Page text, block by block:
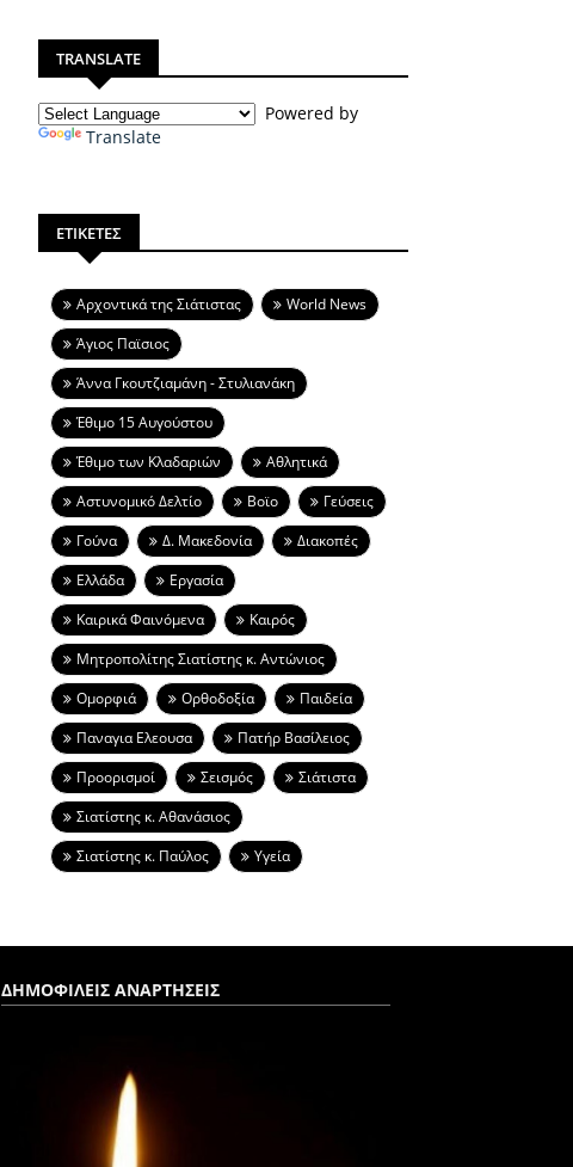
TRANSLATE
Powered by
Translate
ΕΤΙΚΕΤΕΣ
Aρχοντικά της Σιάτιστας
World News
Άγιος Παϊσιος
Άννα Γκουτζιαμάνη - Στυλιανάκη
Έθιμο 15 Αυγούστου
Έθιμο των Κλαδαριών
Αθλητικά
Αστυνομικό Δελτίο
Βοϊο
Γεύσεις
Γούνα
Δ. Μακεδονία
Διακοπές
Ελλάδα
Εργασία
Καιρικά Φαινόμενα
Καιρός
Μητροπολίτης Σιατίστης κ. Αντώνιος
Ομορφιά
Ορθοδοξία
Παιδεία
Παναγια Ελεουσα
Πατήρ Βασίλειος
Προορισμοί
Σεισμός
Σιάτιστα
Σιατίστης κ. Αθανάσιος
Σιατίστης κ. Παύλος
Υγεία
ΔΗΜΟΦΙΛΕΙΣ ΑΝΑΡΤΗΣΕΙΣ